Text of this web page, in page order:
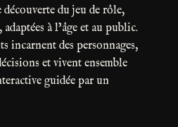
découverte du jeu de rôle,
adaptées à l’âge et au public.
incarnent des personnages,
et vivent ensemble
guidée par un